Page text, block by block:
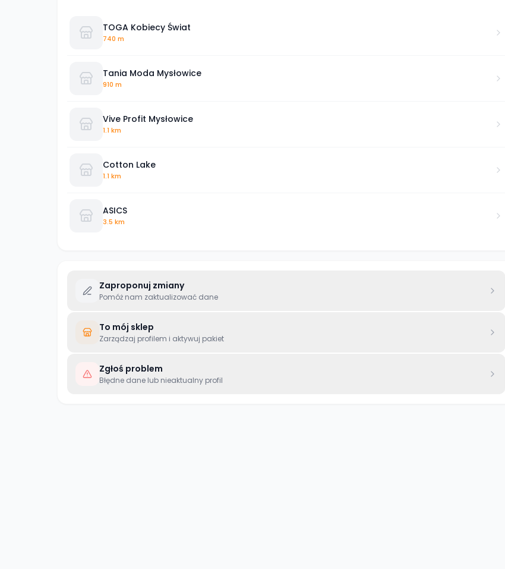
TOGA Kobiecy Świat
740 m
Tania Moda Mysłowice
910 m
Vive Profit Mysłowice
1.1 km
Cotton Lake
1.1 km
ASICS
3.5 km
Zaproponuj zmiany
Pomóż nam zaktualizować dane
To mój sklep
Zarządzaj profilem i aktywuj pakiet
Zgłoś problem
Błędne dane lub nieaktualny profil